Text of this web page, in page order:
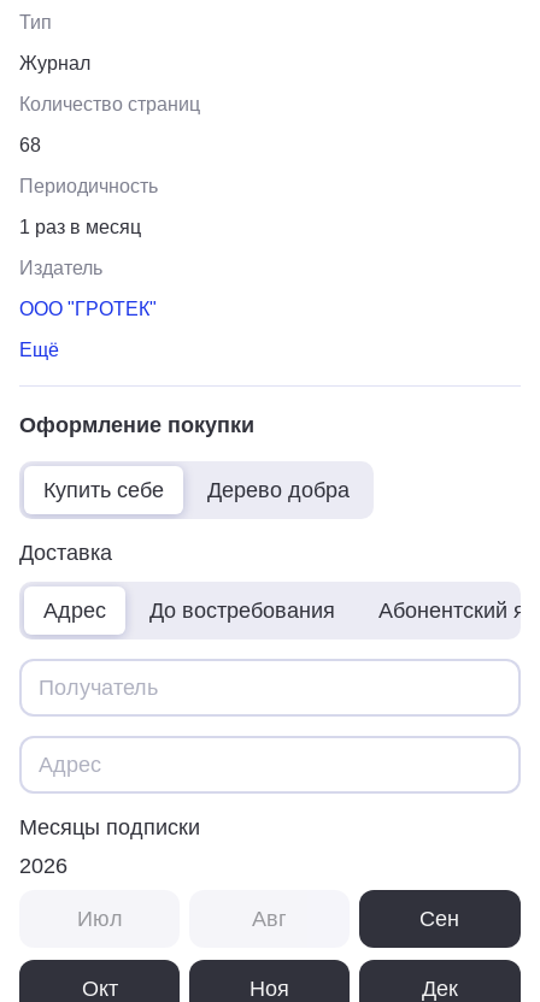
Тип
Журнал
Количество страниц
68
Периодичность
1 раз в месяц
Издатель
ООО "ГРОТЕК"
Ещё
Оформление покупки
Купить себе Дерево добра
Доставка
Адрес До востребования Абонентский
Месяцы подписки
2026
Июл Авг Сен
Окт Ноя Дек